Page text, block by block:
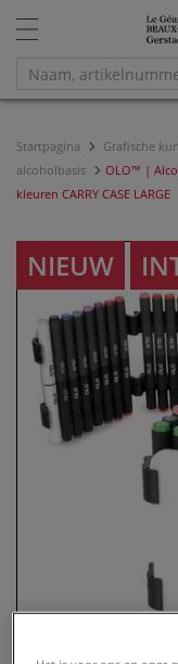
Startpagina Grafische
alcoholbasis
OLO™ |
kleuren CARRY CASE LARGE
NIEUW